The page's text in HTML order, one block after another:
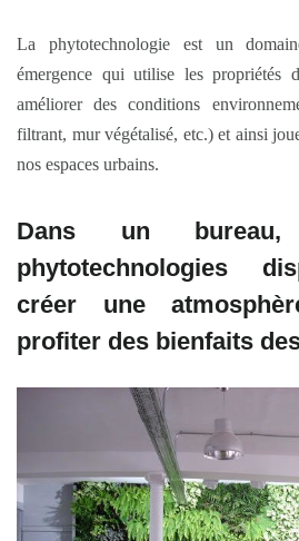
La phytotechnologie est un
émergence qui utilise les propriétés
améliorer des conditions
filtrant, mur végétalisé, etc.) et ainsi
nos espaces urbains.
Dans un
phytotechnologies
créer une
profiter des bienfaits